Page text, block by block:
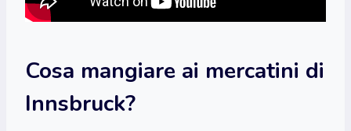
Cosa mangiare ai mercatini di
Innsbruck?